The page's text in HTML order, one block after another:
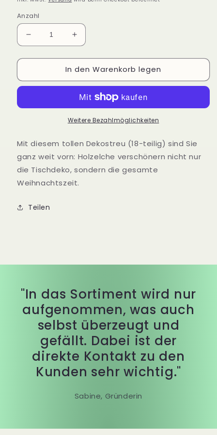
Anzahl
Verringere
die
Menge
Dekostreu
teilig
Erhöhe
die
Menge
für
Dekostreu
18-
teilig
In den Warenkorb legen
Weitere Bezahlmöglichkeiten
Mit diesem tollen Dekostreu (18-teilig) sind Sie
ganz weit vorn: Holzelche verschönern nicht nur
die Tischdeko, sondern die gesamte
Weihnachtszeit.
Teilen
"In das Sortiment wird nur
aufgenommen, was auch
selbst überzeugt und
gefällt. Dabei ist der
direkte Kontakt zu den
Kunden sehr wichtig."
Sabine, Gründerin